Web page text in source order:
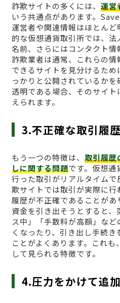
詐欺サイトの多くには、 運営
いう共通点があります。
運営者や関連情報はほとん
的な仮想通貨取引所では、
名前、さらにはコンタクト情
詐欺業者は通常、これらの
できるサイトを見分けるた
っかりと公開されているか
透明である場合、そのサイ
えられます。
3.不正確な取引履
もう一つの特徴は、 取引履歴
しに関する問題です。仮想通
行った取引がリアルタイム
欺サイトでは取引が実際に行
履歴が不正確であることが
資金を引き出そうとすると
ス中」「手数料が高額」な
くなったり、引き出し手続
ことがよくあります。これ
して見られる特徴です。
4.圧力をかけて追